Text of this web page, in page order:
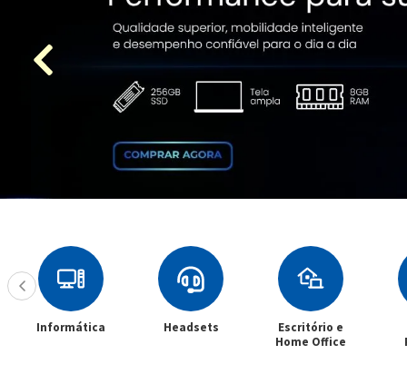
Informática Headsets
Escritório e
Home Office